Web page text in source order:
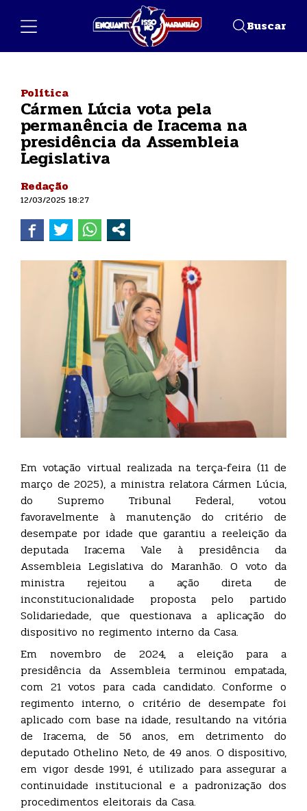
Buscar
Política
Cármen Lúcia vota pela
permanência de Iracema na
presidência da Assembleia
Legislativa
Redação
12/03/2025 18:27
Em votação virtual realizada na terça-feira (11 de
março de 2025), a ministra relatora Cármen Lúcia,
do Supremo Tribunal Federal, votou
favoravelmente à manutenção do critério de
desempate por idade que garantiu a reeleição da
deputada Iracema Vale à presidência da
Assembleia Legislativa do Maranhão. O voto da
ministra rejeitou a ação direta de
inconstitucionalidade proposta pelo partido
Solidariedade, que questionava a aplicação do
dispositivo no regimento interno da Casa.
Em novembro de 2024, a eleição para a
presidência da Assembleia terminou empatada,
com 21 votos para cada candidato. Conforme o
regimento interno, o critério de desempate foi
aplicado com base na idade, resultando na vitória
de Iracema, de 56 anos, em detrimento do
deputado Othelino Neto, de 49 anos. O dispositivo,
em vigor desde 1991, é utilizado para assegurar a
continuidade institucional e a padronização dos
procedimentos eleitorais da Casa.